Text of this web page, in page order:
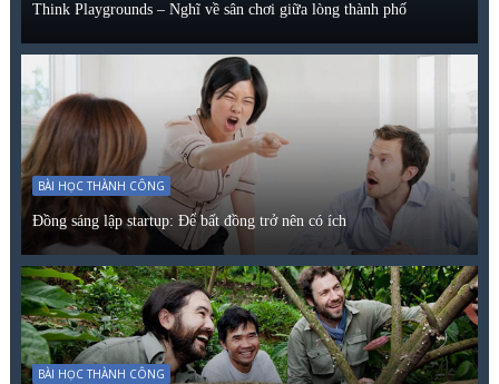
Think Playgrounds – Nghĩ về sân chơi giữa lòng thành phố
BÀI HỌC THÀNH CÔNG
Đồng sáng lập startup: Để bất đồng trở nên có ích
BÀI HỌC THÀNH CÔNG